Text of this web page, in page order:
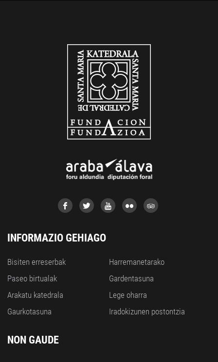
INFORMAZIO GEHIAGO
Bisiten erreserbak
Paseo birtualak
Arakatu katedrala
Gaurkotasuna
Harremanetarako
Gardentasuna
Lege oharra
Iradokizunen postontzia
NON GAUDE